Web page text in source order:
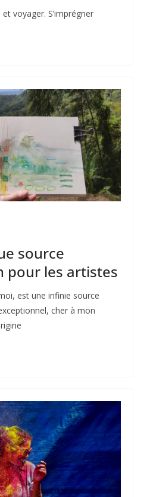
voyager. S’imprégner
source
pour les artistes
est une infinie source
cher à mon